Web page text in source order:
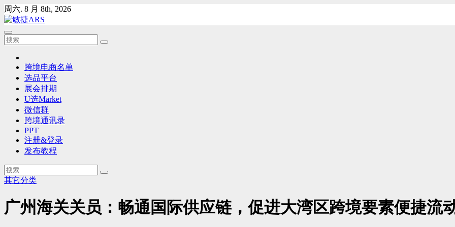
Skip
to
content
周六. 8 月 8th, 2026
跨境电商名单
选品平台
展会排期
U选Market
微信群
跨境通讯录
PPT
注册&登录
发布教程
其它分类
广州海关关员：畅通国际供应链，促进大湾区跨境要素便捷流